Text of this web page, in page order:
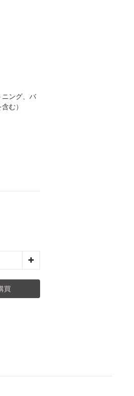
ング、バ
む）
買